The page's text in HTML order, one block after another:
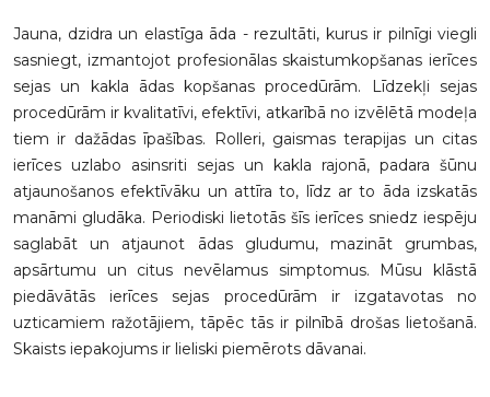
Jauna, dzidra un elastīga āda - rezultāti, kurus ir pilnīgi viegli
sasniegt, izmantojot profesionālas skaistumkopšanas ierīces
sejas un kakla ādas kopšanas procedūrām. Līdzekļi sejas
procedūrām ir kvalitatīvi, efektīvi, atkarībā no izvēlētā modeļa
tiem ir dažādas īpašības. Rolleri, gaismas terapijas un citas
ierīces uzlabo asinsriti sejas un kakla rajonā, padara šūnu
atjaunošanos efektīvāku un attīra to, līdz ar to āda izskatās
manāmi gludāka. Periodiski lietotās šīs ierīces sniedz iespēju
saglabāt un atjaunot ādas gludumu, mazināt grumbas,
apsārtumu un citus nevēlamus simptomus. Mūsu klāstā
piedāvātās ierīces sejas procedūrām ir izgatavotas no
uzticamiem ražotājiem, tāpēc tās ir pilnībā drošas lietošanā.
Skaists iepakojums ir lieliski piemērots dāvanai.